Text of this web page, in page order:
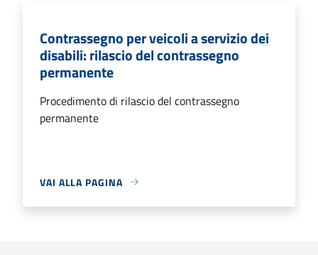
Contrassegno per veicoli a servizio dei
disabili: rilascio del contrassegno
permanente
Procedimento di rilascio del contrassegno
permanente
VAI ALLA PAGINA